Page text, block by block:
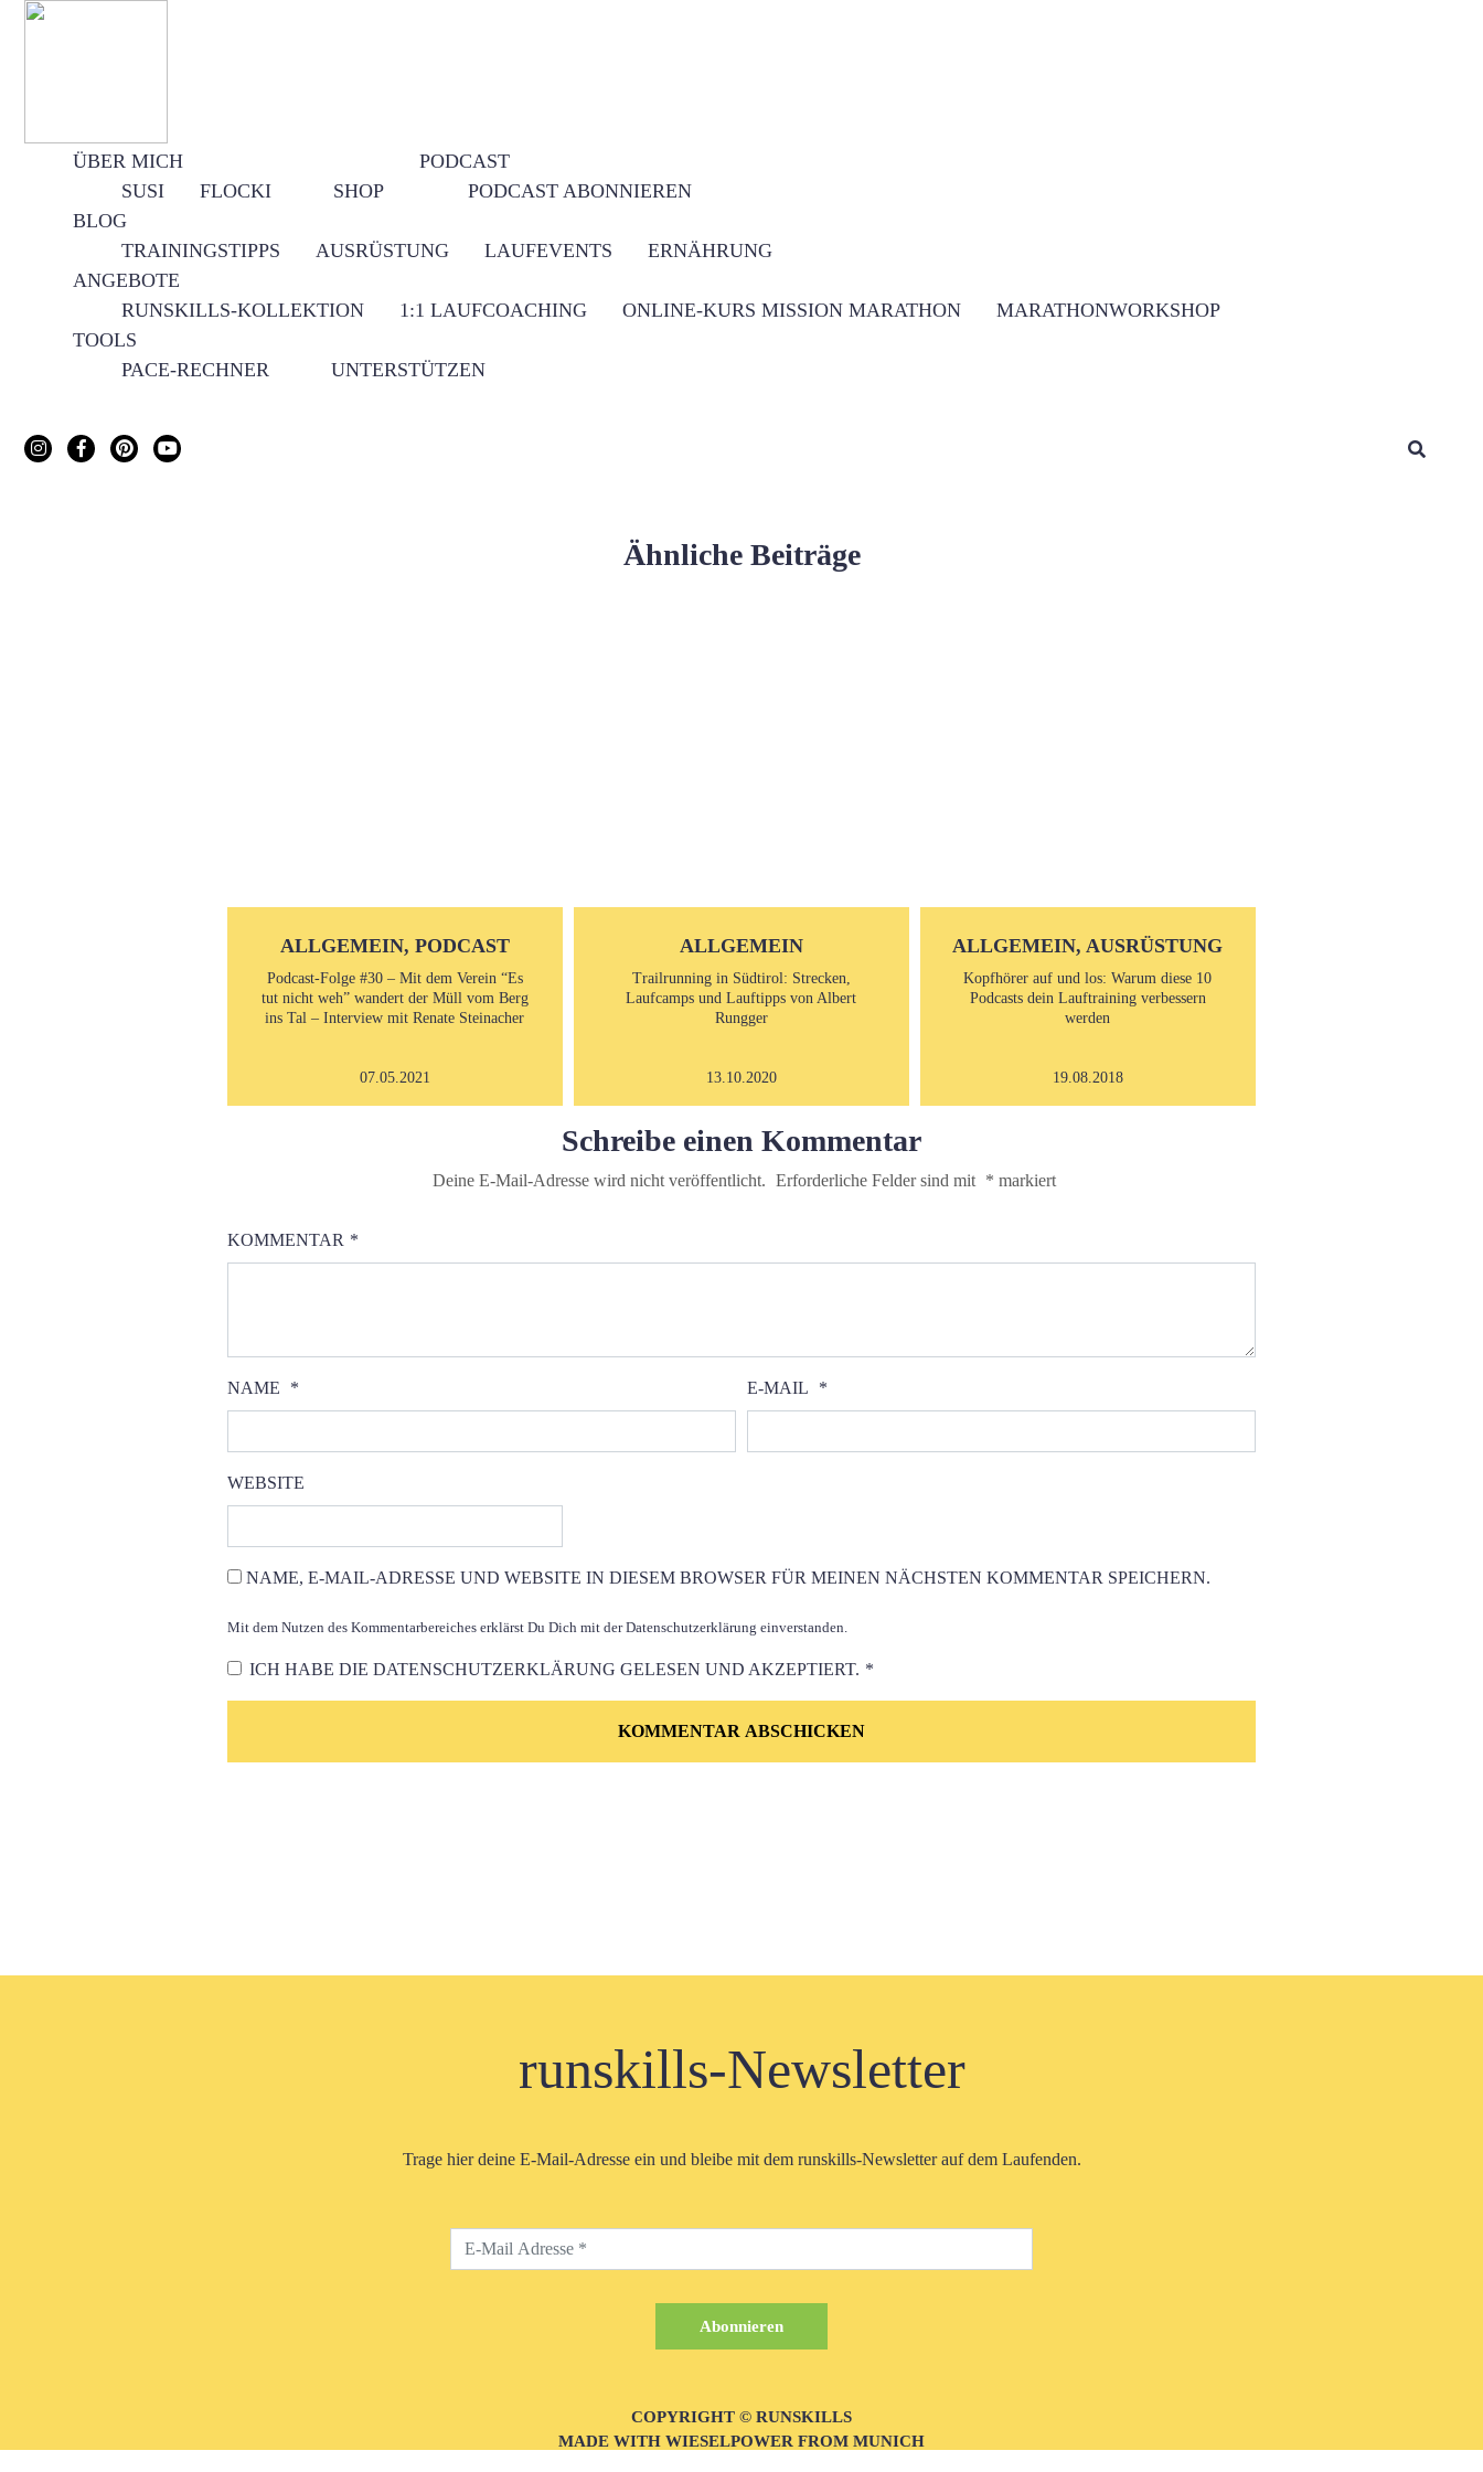
ÜBER MICH
SUSI
FLOCKI SHOP
PODCAST
PODCAST ABONNIEREN
BLOG
TRAININGSTIPPS
AUSRÜSTUNG LAUFEVENTS
ERNÄHRUNG
ANGEBOTE
RUNSKILLS-KOLLEKTION
1:1 LAUFCOACHING ONLINE-KURS MISSION MARATHON
MARATHONWORKSHOP
TOOLS
PACE-RECHNER
UNTERSTÜTZEN
Ähnliche Beiträge
ALLGEMEIN, PODCAST
Podcast-Folge #30 – Mit dem Verein “Es
tut nicht weh” wandert der Müll vom Berg
ins Tal – Interview mit Renate Steinacher
07.05.2021
ALLGEMEIN
Trailrunning in Südtirol: Strecken,
Laufcamps und Lauftipps von Albert
Rungger
13.10.2020
ALLGEMEIN, AUSRÜSTUNG
Kopfhörer auf und los: Warum diese 10
Podcasts dein Lauftraining verbessern
werden
19.08.2018
Schreibe einen Kommentar
Deine E-Mail-Adresse wird nicht veröffentlicht. Erforderliche Felder sind mit * markiert
KOMMENTAR *
NAME * E-MAIL *
WEBSITE
NAME, E-MAIL-ADRESSE UND WEBSITE IN DIESEM BROWSER FÜR MEINEN NÄCHSTEN KOMMENTAR SPEICHERN.
Mit dem Nutzen des Kommentarbereiches erklärst Du Dich mit der Datenschutzerklärung einverstanden.
ICH HABE DIE DATENSCHUTZERKLÄRUNG GELESEN UND AKZEPTIERT. *
runskills-Newsletter
Trage hier deine E-Mail-Adresse ein und bleibe mit dem runskills-Newsletter auf dem Laufenden.
COPYRIGHT © RUNSKILLS
MADE WITH WIESELPOWER FROM MUNICH